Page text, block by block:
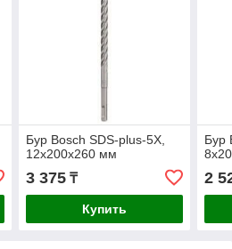
Бур Bosch SDS-plus-5X,
12x200x260 мм
3 375₸
Купить
Бур
2